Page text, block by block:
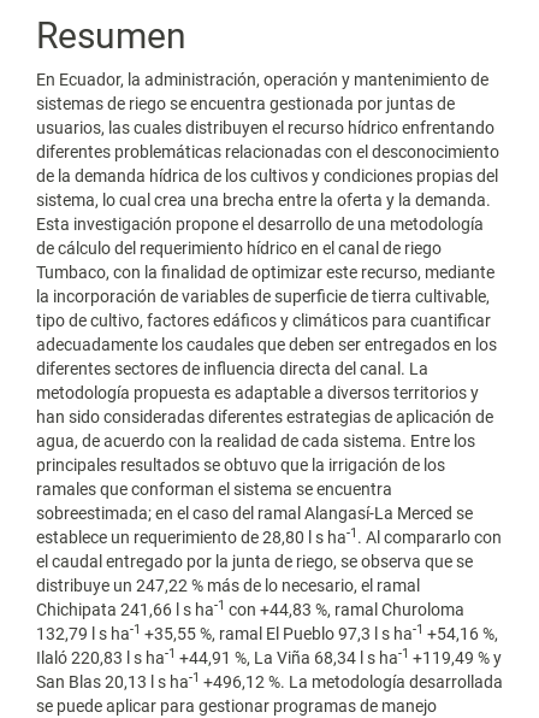
Resumen
En Ecuador, la administración, operación y mantenimiento de
sistemas de riego se encuentra gestionada por juntas de
usuarios, las cuales distribuyen el recurso hídrico enfrentando
diferentes problemáticas relacionadas con el desconocimiento
de la demanda hídrica de los cultivos y condiciones propias del
sistema, lo cual crea una brecha entre la oferta y la demanda.
Esta investigación propone el desarrollo de una metodología
de cálculo del requerimiento hídrico en el canal de riego
Tumbaco, con la finalidad de optimizar este recurso, mediante
la incorporación de variables de superficie de tierra cultivable,
tipo de cultivo, factores edáficos y climáticos para cuantificar
adecuadamente los caudales que deben ser entregados en los
diferentes sectores de influencia directa del canal. La
metodología propuesta es adaptable a diversos territorios y
han sido consideradas diferentes estrategias de aplicación de
agua, de acuerdo con la realidad de cada sistema. Entre los
principales resultados se obtuvo que la irrigación de los
ramales que conforman el sistema se encuentra
sobreestimada; en el caso del ramal Alangasí-La Merced se
establece un requerimiento de 28,80 l s ha-1 . Al compararlo con
el caudal entregado por la junta de riego, se observa que se
distribuye un 247,22 % más de lo necesario, el ramal
Chichipata 241,66 l s ha-1 con +44,83 %, ramal Churoloma
132,79 l s ha-1 +35,55 %, ramal El Pueblo 97,3 l s ha-1 +54,16 %,
Ilaló 220,83 l s ha-1 +44,91 %, La Viña 68,34 l s ha-1 +119,49 % y
San Blas 20,13 l s ha-1 +496,12 %. La metodología desarrollada
se puede aplicar para gestionar programas de manejo